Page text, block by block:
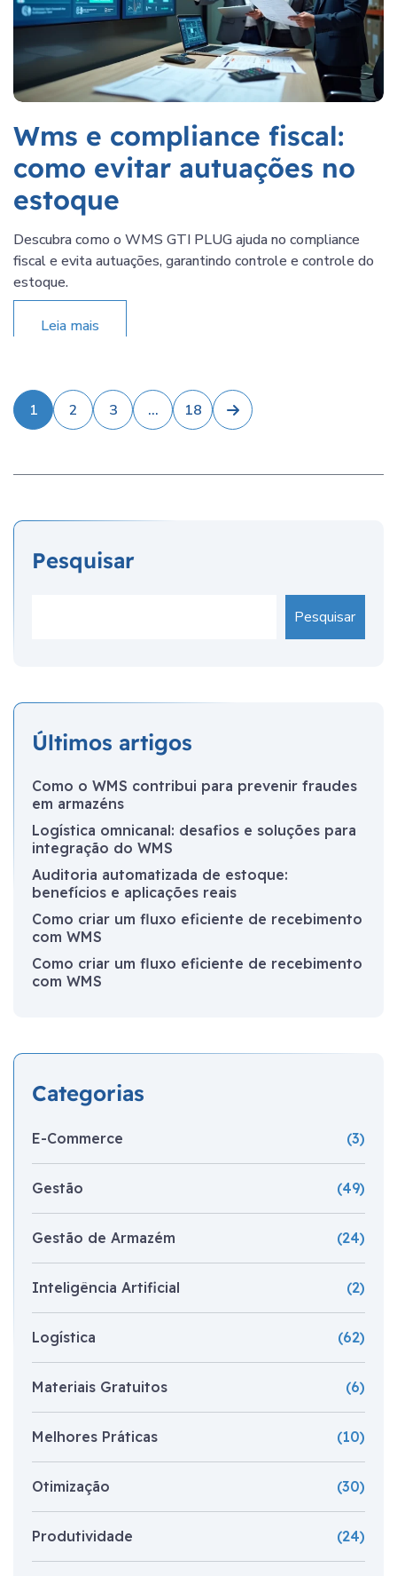
Wms e compliance fiscal:
como evitar autuações no
estoque
Descubra como o WMS GTI PLUG ajuda no compliance
fiscal e evita autuações, garantindo controle e controle do
estoque.
Leia mais
1 2 3 … 18
Pesquisar
Pesquisar
Últimos artigos
Como o WMS contribui para prevenir fraudes
em armazéns
Logística omnicanal: desafios e soluções para
integração do WMS
Auditoria automatizada de estoque:
benefícios e aplicações reais
Como criar um fluxo eficiente de recebimento
com WMS
Como criar um fluxo eficiente de recebimento
com WMS
Categorias
E-Commerce (3)
Gestão (49)
Gestão de Armazém (24)
Inteligência Artificial (2)
Logística (62)
Materiais Gratuitos (6)
Melhores Práticas (10)
Otimização (30)
Produtividade (24)